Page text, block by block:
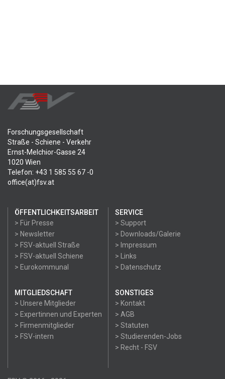
Forschungsgesellschaft
Straße - Schiene - Verkehr
Ernst-Melchior-Gasse 24
1020 Wien
Telefon: +43 1 585 55 67 -0
office(at)fsv.at
ÖFFENTLICHKEITSARBEIT
> Für Presse
> Newsletter
> FSV-aktuell Straße
> FSV-aktuell Schiene
> Eurokommunal
SERVICE
> Support
> Downloads/Galerie
> Impressum
> Links
> Datenschutz
MITGLIEDSCHAFT
> Unsere Mitglieder
> Expertinnen und Experten
> Firmenmitglieder
> FSV-intern
SONSTIGES
> Kontakt
> AGB
> Statuten
> Studierenden-Jobs
> Recht - FSV